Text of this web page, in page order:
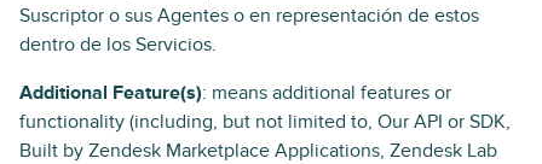
Suscriptor o sus Agentes o en representación de estos
dentro de los Servicios.
Additional Feature(s): means additional features or
functionality (including, but not limited to, Our API or SDK,
Built by Zendesk Marketplace Applications, Zendesk Lab